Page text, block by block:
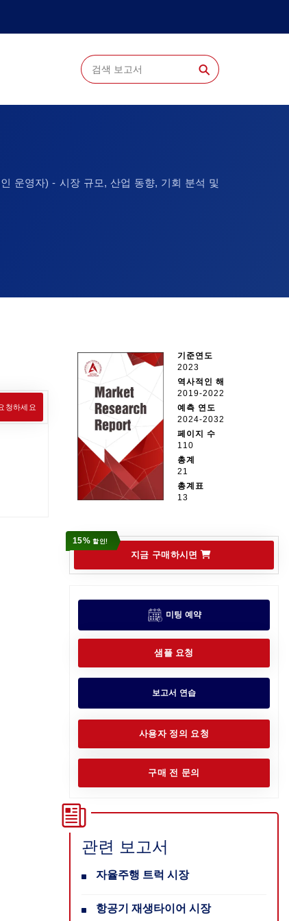
⚲
운영자) - 시장 규모, 산업 동향, 기회 분석 및
청하세요
기준연도
2023
역사적인 해
2019-2022
예측 연도
2024-2032
페이지 수
110
총계
21
총계표
13
지금 구매하시면
15%할인!
미팅 예약
샘플 요청
보고서 연습
사용자 정의 요청
구매 전 문의
관련 보고서
자율주행 트럭 시장
항공기 재생타이어 시장